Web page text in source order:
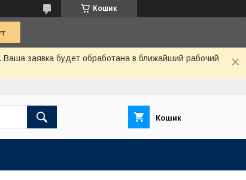
Кошик
заявка будет обработана в ближайший рабочий
Кошик